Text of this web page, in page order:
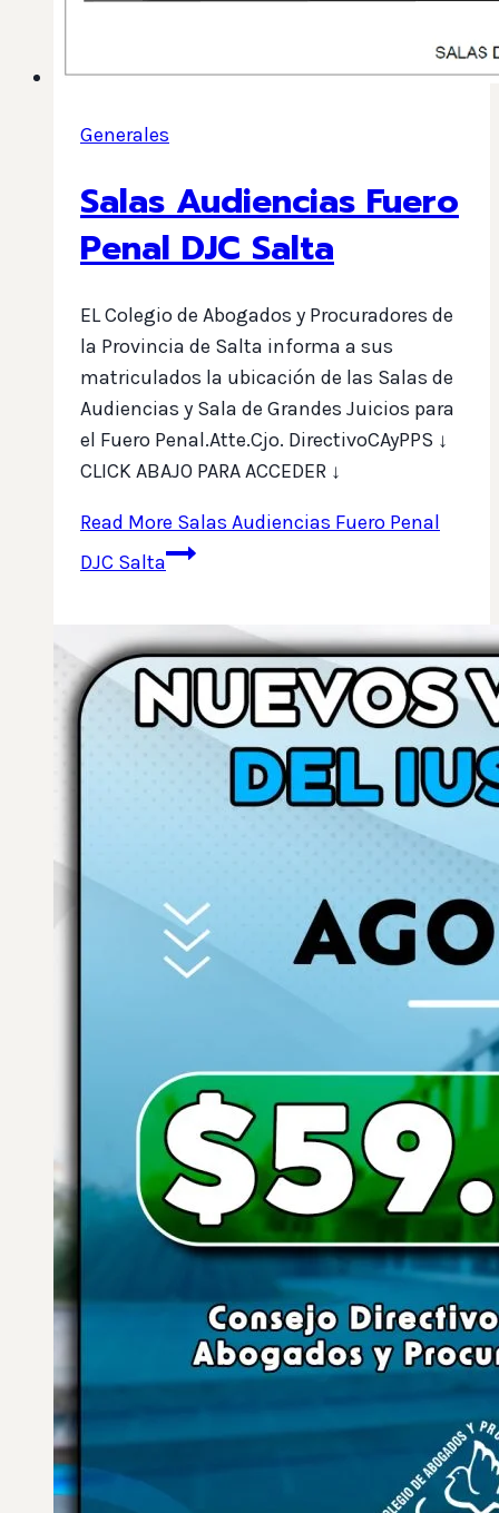
Generales
Salas Audiencias Fuero
Penal DJC Salta
EL Colegio de Abogados y Procuradores de
la Provincia de Salta informa a sus
matriculados la ubicación de las Salas de
Audiencias y Sala de Grandes Juicios para
el Fuero Penal.Atte.Cjo. DirectivoCAyPPS ↓
CLICK ABAJO PARA ACCEDER ↓
Read More Salas Audiencias Fuero Penal
DJC Salta